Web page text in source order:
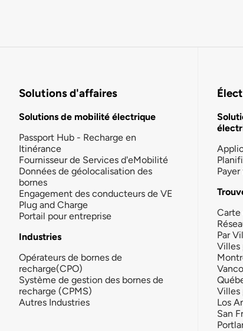
Solutions d'affaires
Solutions de mobilité électrique
Passport Hub - Recharge en
Itinérance
Fournisseur de Services d'eMobilité
Données de géolocalisation des
bornes
Engagement des conducteurs de VE
Plug and Charge
Portail pour entreprise
Industries
Opérateurs de bornes de
recharge(CPO)
Système de gestion des bornes de
recharge (CPMS)
Autres Industries
Carte
Par
Villes
Villes
Los
San